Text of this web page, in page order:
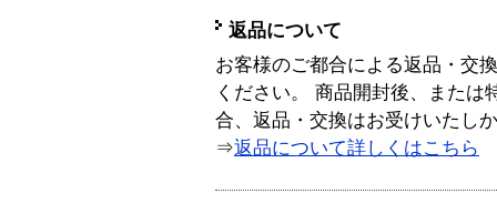
返品について
お客様のご都合による返品・交
ください。 商品開封後、または
合、返品・交換はお受けいたし
⇒返品について詳しくはこちら